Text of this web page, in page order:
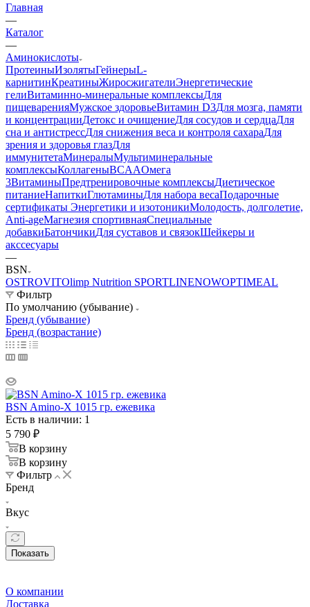
Главная
—
Каталог
—
Аминокислоты
ПротеиныИзолятыГейнерыL-
карнитинКреатиныЖиросжигателиЭнергетические
гелиВитаминно-минеральные комплексыДля
пищеваренияМужское здоровьеВитамин D3Для мозга, памяти
и концентрацииДетокс и очищениеДля сосудов и сердцаДля
сна и антистрессДля снижения веса и контроля сахараДля
зрения и здоровья глазДля
иммунитетаМинералыМультиминеральные
комплексыКоллагеныBCAAОмега
3ВитаминыПредтренировочные комплексыДиетическое
питаниеНапиткиГлютаминыДля набора весаПодарочные
сертификаты Энергетики и изотоникиМолодость, долголетие,
Anti-ageМагнезия спортивнаяСпециальные
добавкиБатончикиДля суставов и связокШейкеры и
акссесуары
—
BSN
OSTROVITOlimp Nutrition SPORTLINENOWOPTIMEAL
Фильтр
По умолчанию (убывание)
Бренд (убывание)
Бренд (возрастание)
BSN Amino-X 1015 гр. ежевика
Есть в наличии: 1
5 790 ₽
В корзину
В корзину
Фильтр
Бренд
Вкус
Показать
О компании
Доставка